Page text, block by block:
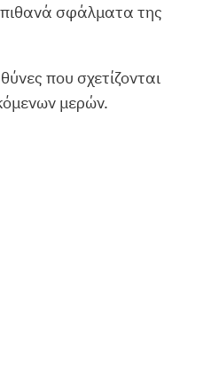
πιθανά σφάλματα της
που σχετίζονται
μερών.